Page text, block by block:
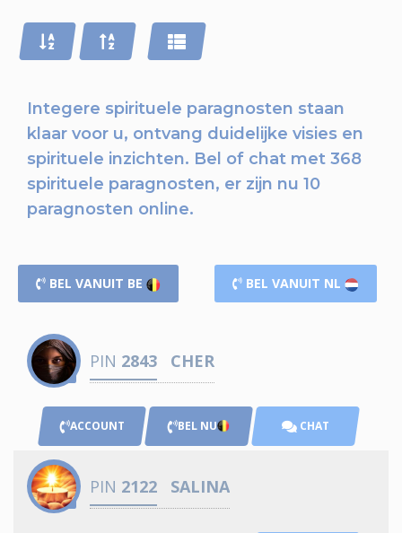
Integere spirituele paragnosten staan
klaar voor u, ontvang duidelijke visies en
spirituele inzichten. Bel of chat met 368
spirituele paragnosten, er zijn nu 10
paragnosten online.
BEL VANUIT BE BEL VANUIT NL
PIN 2843 CHER
ACCOUNT BEL NU CHAT
PIN 2122 SALINA